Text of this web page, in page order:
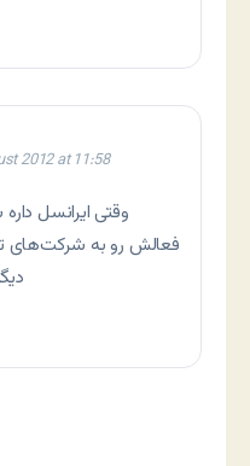
2012 at 11:58
وقتی ایرانسل
فعالش رو به شرکت‌های